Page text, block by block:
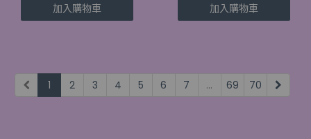
加入購物車 加入購物車
1 2 3 4 5 6 7 ... 69 70